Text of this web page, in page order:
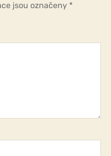
jsou označeny *